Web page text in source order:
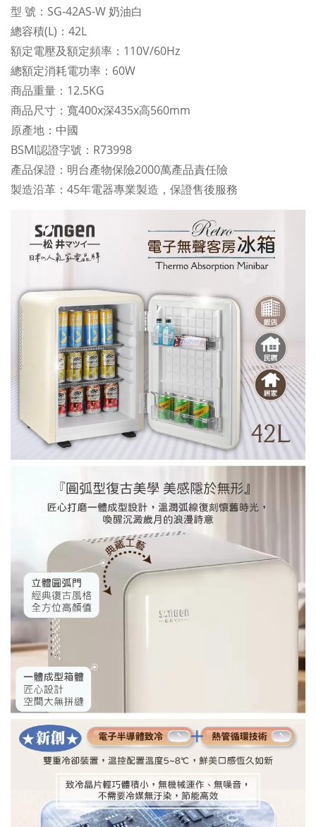
型 號：SG-42AS-W 奶油白
總容積(L)：42L
額定電壓及額定頻率：110V/60Hz
總額定消耗電功率：60W
商品重量：12.5KG
商品尺寸：寬400x深435x高560mm
原產地：中國
BSMI認證字號：R73998
產品保證：明台產物保險2000萬產品責任險
製造沿革：45年電器專業製造，保證售後服務